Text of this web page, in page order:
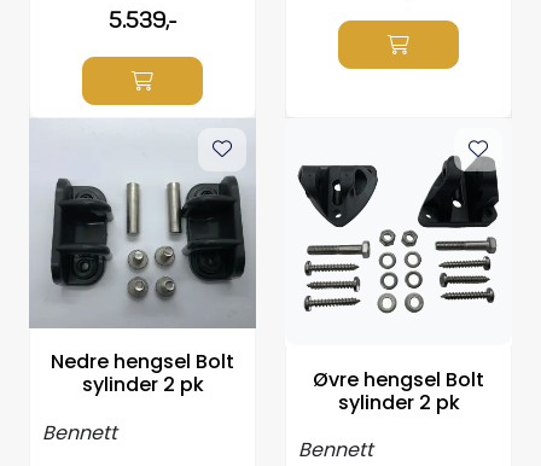
5.539,-
Nedre hengsel Bolt
sylinder 2 pk
Bennett
Øvre hengsel Bolt
sylinder 2 pk
Bennett